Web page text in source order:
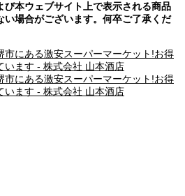
び本ウェブサイト上で表示される商品
い場合がございます。何卒ご了承くだ